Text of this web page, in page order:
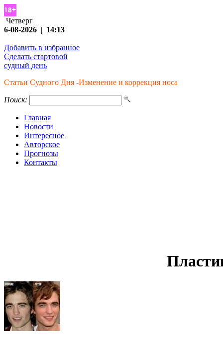
Четверг
6-08-2026 | 14:13
Добавить в избранное
Сделать стартовой
судный день
Статьи Судного Дня -Изменение и коррекция носа
Поиск:
Главная
Новости
Интересное
Авторское
Прогнозы
Контакты